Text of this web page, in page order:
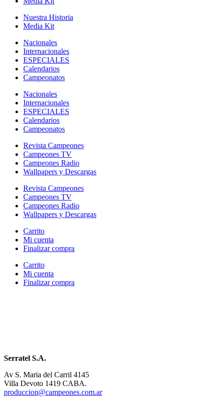
Nuestra Historia
Media Kit
Nacionales
Internacionales
ESPECIALES
Calendarios
Campeonatos
Nacionales
Internacionales
ESPECIALES
Calendarios
Campeonatos
Revista Campeones
Campeones TV
Campeones Radio
Wallpapers y Descargas
Revista Campeones
Campeones TV
Campeones Radio
Wallpapers y Descargas
Carrito
Mi cuenta
Finalizar compra
Carrito
Mi cuenta
Finalizar compra
Serratel S.A.
Av S. Maria del Carril 4145
Villa Devoto 1419 CABA.
produccion@campeones.com.ar